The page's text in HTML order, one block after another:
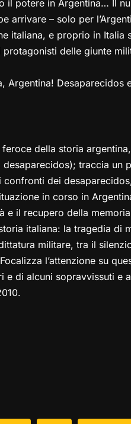
il potere in Argentina… Il
arrivare – solo per
italiana, e proprio in Italia
delle giunte
Argentina! Desaparecidos
della storia
traccia un
confronti dei
in corso in
e il recupero della
italiana: la tragedia di
militare, tra il
l’attenzione su
e di alcuni sopravvissuti e